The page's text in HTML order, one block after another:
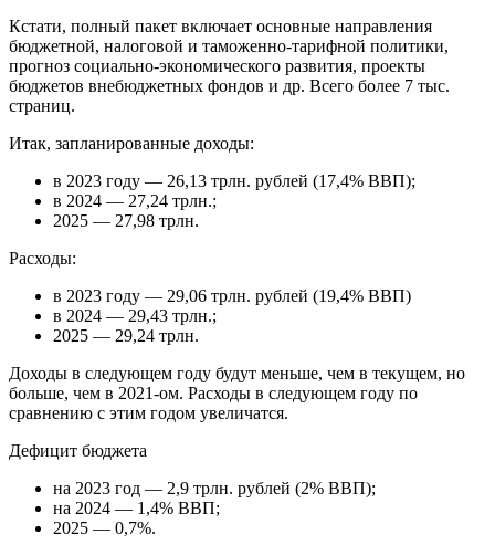
Кстати, полный пакет включает основные направления
бюджетной, налоговой и таможенно-тарифной политики,
прогноз социально-экономического развития, проекты
бюджетов внебюджетных фондов и др. Всего более 7 тыс.
страниц.
Итак, запланированные доходы:
в 2023 году — 26,13 трлн. рублей (17,4% ВВП);
в 2024 — 27,24 трлн.;
2025 — 27,98 трлн.
Расходы:
в 2023 году — 29,06 трлн. рублей (19,4% ВВП)
в 2024 — 29,43 трлн.;
2025 — 29,24 трлн.
Доходы в следующем году будут меньше, чем в текущем, но
больше, чем в 2021-ом. Расходы в следующем году по
сравнению с этим годом увеличатся.
Дефицит бюджета
на 2023 год — 2,9 трлн. рублей (2% ВВП);
на 2024 — 1,4% ВВП;
2025 — 0,7%.